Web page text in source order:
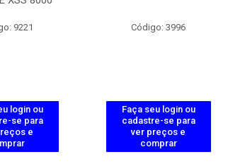
9221
login ou
se para
e
Código: 3996
Faça seu login ou
cadastre-se para
ver preços e
comprar